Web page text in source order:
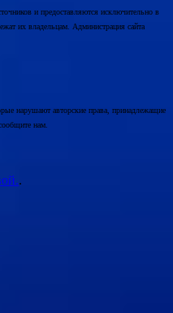
и предоставляются исключительно в
их владельцам. Администрация сайта
нарушают авторские права, принадлежащие
нам.
.